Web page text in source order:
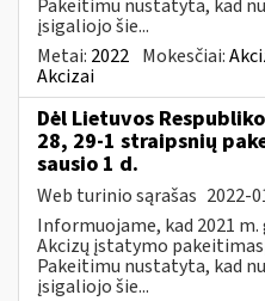
Pakeitimu nustatyta, kad
įsigaliojo šie...
Metai: 2022 Mokesčiai:
Akcizai
Dėl Lietuvos
28, 29-1 straipsnių
sausio 1 d.
Web turinio sąrašas 2022-
Informuojame, kad 2021
Akcizų įstatymo
Pakeitimu nustatyta, kad
įsigaliojo šie...